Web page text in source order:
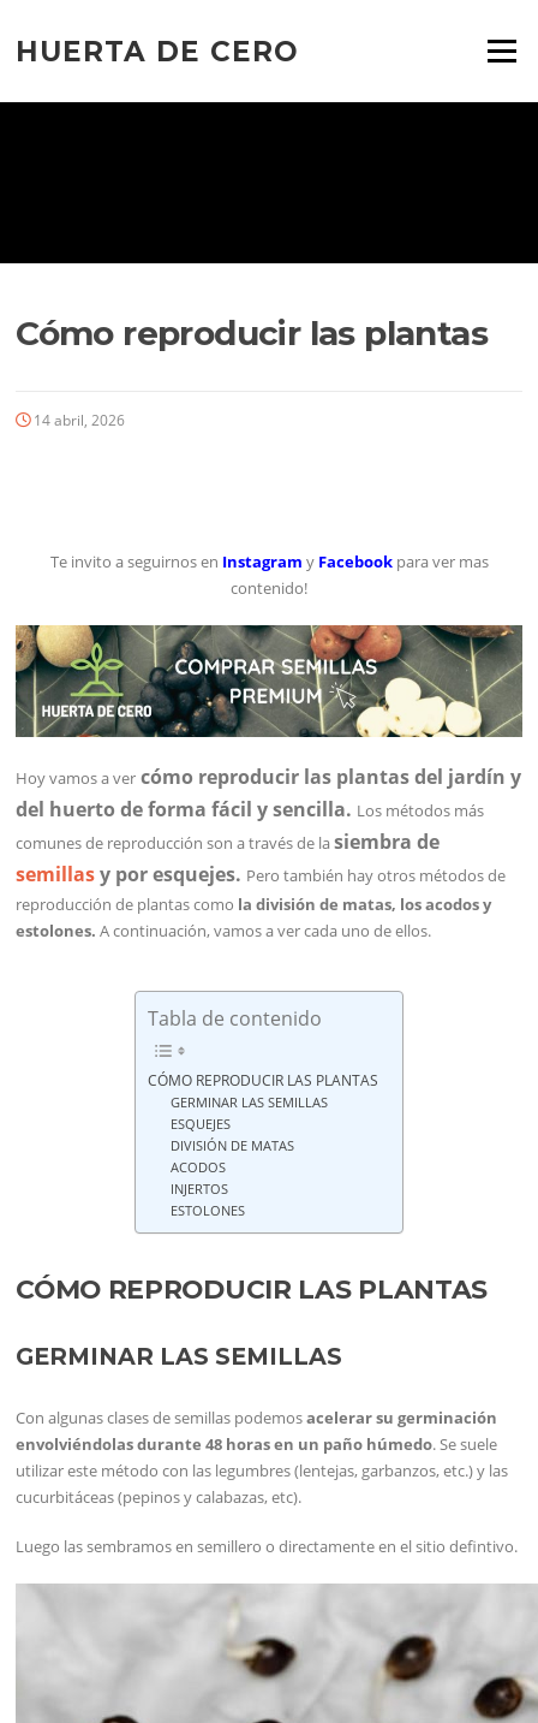
contenido
HUERTA DE CERO Menú
Cómo reproducir las plantas
14 abril, 2026
Te invito a seguirnos en Instagram y Facebook para ver mas
contenido!
Hoy vamos a ver cómo reproducir las plantas del jardín y
del huerto de forma fácil y sencilla. Los métodos más
comunes de reproducción son a través de lasiembra de
semillasy por esquejes. Pero también hay otros métodos de
reproducción de plantas como la división de matas, los acodos y
estolones.A continuación, vamos a ver cada uno de ellos.
Tabla de contenido
CÓMO REPRODUCIR LAS PLANTAS
GERMINAR LAS SEMILLAS
ESQUEJES
DIVISIÓN DE MATAS
ACODOS
INJERTOS
ESTOLONES
CÓMO REPRODUCIR LAS PLANTAS
GERMINAR LAS SEMILLAS
Con algunas clases de semillas podemosacelerar su germinación
envolviéndolas durante 48 horas en un paño húmedo. Se suele
utilizar este método con las legumbres (lentejas, garbanzos, etc.) y las
cucurbitáceas (pepinos y calabazas, etc).
Luego las sembramos en semillero o directamente en el sitio defintivo.